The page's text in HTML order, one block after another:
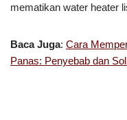
mematikan water heater
Baca Juga: Cara
Panas: Penyebab dan